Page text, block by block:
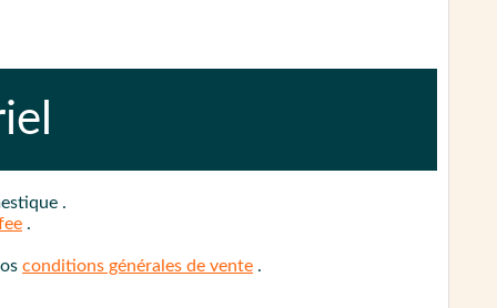
.
.
conditions générales de vente .